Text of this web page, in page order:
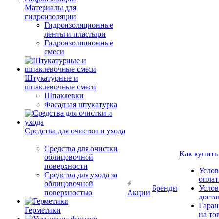
Материалы для
гидроизоляции
Гидроизоляционные
ленты и пластыри
Гидроизоляционные
смеси
Штукатурные и
шпаклевочные смеси
Шпаклевки
Фасадная штукатурка
Средства для очистки и ухода
Средства для очистки
облицовочной
поверхности
Средства для ухода за
облицовочной
поверхностью
Герметики
Акции
Бренды
Как купить
на